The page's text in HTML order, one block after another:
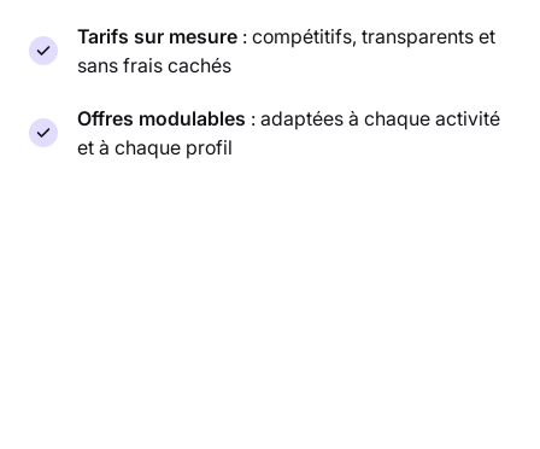
Tarifs sur mesure : compétitifs, transparents et
sans frais cachés
Offres modulables : adaptées à chaque activité
et à chaque profil